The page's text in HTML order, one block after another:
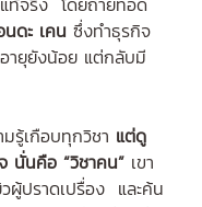
ดะ เคน ซึ่งทำธุรกิจ
อายุยังน้อย แต่กลับมี
รู้เกือบทุกวิชา แต่ดู
นั่นคือ “วิชาคน” เขา
วผู้ปราดเปรื่อง และค้น